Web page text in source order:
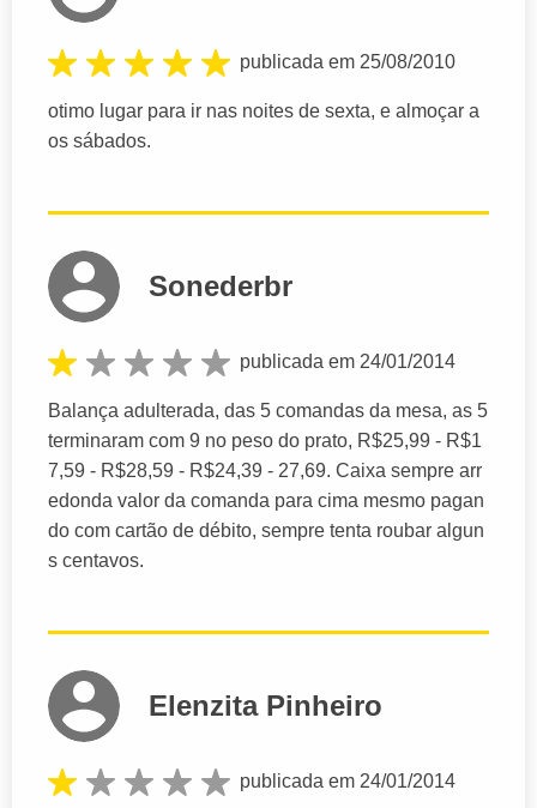
publicada em 25/08/2010
otimo lugar para ir nas noites de sexta, e almoçar a
os sábados.
Sonederbr
publicada em 24/01/2014
Balança adulterada, das 5 comandas da mesa, as 5
terminaram com 9 no peso do prato, R$25,99 - R$1
7,59 - R$28,59 - R$24,39 - 27,69. Caixa sempre arr
edonda valor da comanda para cima mesmo pagan
do com cartão de débito, sempre tenta roubar algun
s centavos.
Elenzita Pinheiro
publicada em 24/01/2014